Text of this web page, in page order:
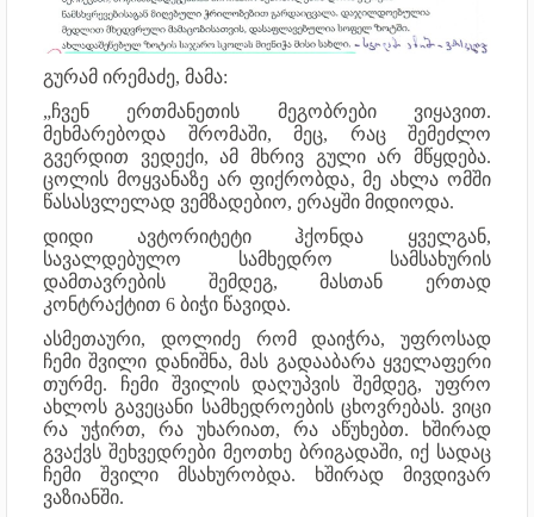
გურამ ირემაძე, მამა:
„ჩვენ ერთმანეთის მეგობრები ვიყავით.
მეხმარებოდა შრომაში, მეც, რაც შემეძლო
გვერდით ვედექი, ამ მხრივ გული არ მწყდება.
ცოლის მოყვანაზე არ ფიქრობდა, მე ახლა ომში
წასასვლელად ვემზადებიო, ერაყში მიდიოდა.
დიდი ავტორიტეტი ჰქონდა ყველგან,
სავალდებულო სამხედრო სამსახურის
დამთავრების შემდეგ, მასთან ერთად
კონტრაქტით 6 ბიჭი წავიდა.
ასმეთაური, დოლიძე რომ დაიჭრა, უფროსად
ჩემი შვილი დანიშნა, მას გადააბარა ყველაფერი
თურმე. ჩემი შვილის დაღუპვის შემდეგ, უფრო
ახლოს გავეცანი სამხედროების ცხოვრებას. ვიცი
რა უჭირთ, რა უხარიათ, რა აწუხებთ. ხშირად
გვაქვს შეხვედრები მეოთხე ბრიგადაში, იქ სადაც
ჩემი შვილი მსახურობდა. ხშირად მივდივარ
ვაზიანში.